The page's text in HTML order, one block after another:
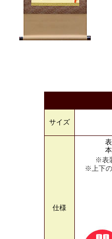
サイズ
仕様
表装
本紙
※表
※上下